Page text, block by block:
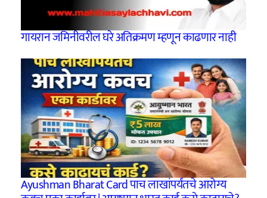
गायरान जमिनीवरील घरे अतिक्रमण म्हणून काढणार नाही
Ayushman Bharat Card पाच लाखांपर्यंतचे आरोग्य